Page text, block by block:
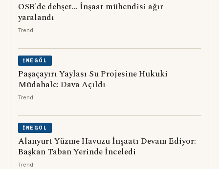
OSB'de dehşet... İnşaat mühendisi ağır
yaralandı
Trend
İNEGÖL
Paşaçayırı Yaylası Su Projesine Hukuki
Müdahale: Dava Açıldı
Trend
İNEGÖL
Alanyurt Yüzme Havuzu İnşaatı Devam Ediyor:
Başkan Taban Yerinde İnceledi
Trend